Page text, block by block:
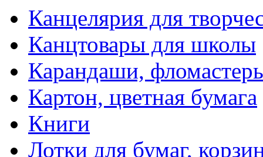
Канцелярия для
Канцтовары для школы
Карандаши,
Картон, цветная бумага
Книги
Лотки для бумаг,